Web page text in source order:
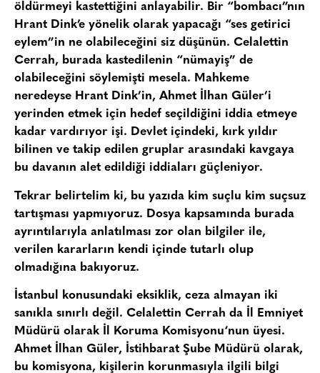
öldürmeyi kastettiğini anlayabilir. Bir “bombacı”nın
Hrant Dink’e yönelik olarak yapacağı “ses getirici
eylem”in ne olabileceğini siz düşünün. Celalettin
Cerrah, burada kastedilenin “nümayiş” de
olabileceğini söylemişti mesela. Mahkeme
neredeyse Hrant Dink’in, Ahmet İlhan Güler’i
yerinden etmek için hedef seçildiğini iddia etmeye
kadar vardırıyor işi. Devlet içindeki, kırk yıldır
bilinen ve takip edilen gruplar arasındaki kavgaya
bu davanın alet edildiği iddiaları güçleniyor.
Tekrar belirtelim ki, bu yazıda kim suçlu kim suçsuz
tartışması yapmıyoruz. Dosya kapsamında burada
ayrıntılarıyla anlatılması zor olan bilgiler ile,
verilen kararların kendi içinde tutarlı olup
olmadığına bakıyoruz.
İstanbul konusundaki eksiklik, ceza almayan iki
sanıkla sınırlı değil. Celalettin Cerrah da İl Emniyet
Müdürü olarak
İl Koruma Komisyonu‘nun üyesi.
Ahmet İlhan Güler, İstihbarat Şube Müdürü olarak,
bu komisyona, kişilerin korunmasıyla ilgili bilgi